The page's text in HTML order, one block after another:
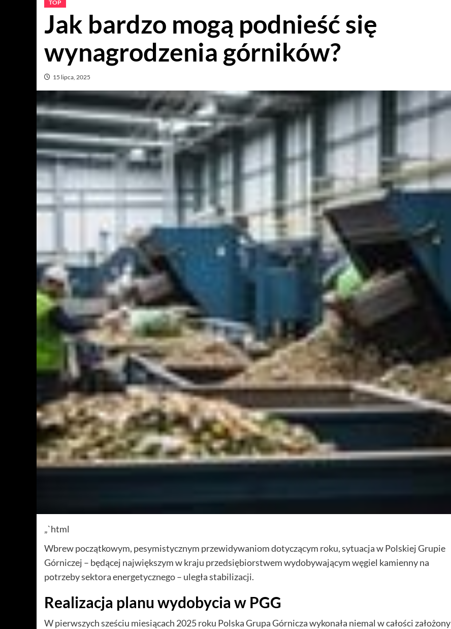
TOP
Jak bardzo mogą podnieść się
wynagrodzenia górników?
15 lipca, 2025
„`html
Wbrew początkowym, pesymistycznym przewidywaniom dotyczącym roku, sytuacja w Polskiej Grupie
Górniczej – będącej największym w kraju przedsiębiorstwem wydobywającym węgiel kamienny na
potrzeby sektora energetycznego – uległa stabilizacji.
Realizacja planu wydobycia w PGG
W pierwszych sześciu miesiącach 2025 roku Polska Grupa Górnicza wykonała niemal w całości założony